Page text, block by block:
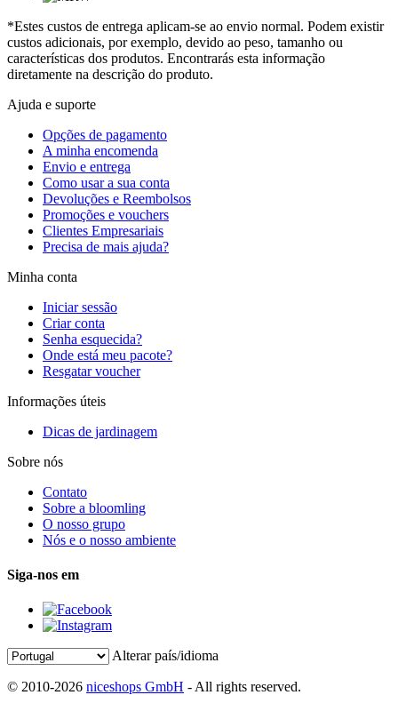
*Estes custos de entrega aplicam-se ao envio normal. Podem existir
custos adicionais, por exemplo, devido ao peso, tamanho ou
características dos produtos. Encontrarás esta informação
diretamente na descrição do produto.
Ajuda e suporte
Opções de pagamento
A minha encomenda
Envio e entrega
Como usar a sua conta
Devoluções e Reembolsos
Promoções e vouchers
Clientes Empresariais
Precisa de mais ajuda?
Minha conta
Iniciar sessão
Criar conta
Senha esquecida?
Onde está meu pacote?
Resgatar voucher
Informações úteis
Dicas de jardinagem
Sobre nós
Contato
Sobre a bloomling
O nosso grupo
Nós e o nosso ambiente
Siga-nos em
Alterar país/idioma
© 2010-2026 niceshops GmbH - All rights reserved.